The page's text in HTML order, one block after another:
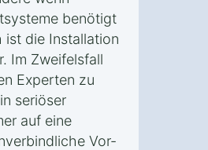
benötigt
ist die Installation
Im Zweifelsfall
Experten zu
seriöser
auf eine
Vor-